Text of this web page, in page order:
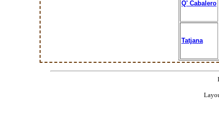
Q' Cabalero
Tatjana